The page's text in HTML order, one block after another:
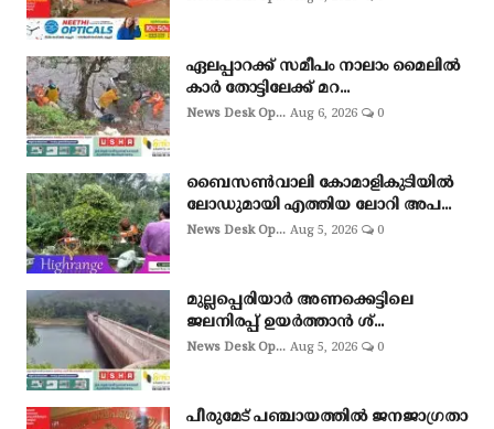
ഏലപ്പാറക്ക് സമീപം നാലാം മൈലിൽ
കാർ തോട്ടിലേക്ക് മറ...
News Desk Op... Aug 6, 2026 0
ബൈസണ്‍വാലി കോമാളികുടിയില്‍
ലോഡുമായി എത്തിയ ലോറി അപ...
News Desk Op... Aug 5, 2026 0
മുല്ലപ്പെരിയാർ അണക്കെട്ടിലെ
ജലനിരപ്പ് ഉയർത്താൻ ശ്...
News Desk Op... Aug 5, 2026 0
പീരുമേട് പഞ്ചായത്തിൽ ജനജാഗ്രതാ